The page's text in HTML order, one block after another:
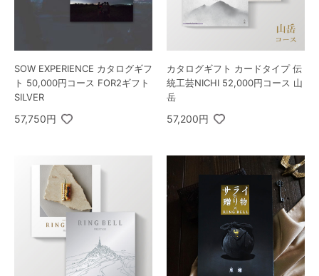
SOW EXPERIENCE カタログギフ
ト 50,000円コース FOR2ギフト
SILVER
57,750円
カタログギフト カードタイプ 伝
統工芸NICHI 52,000円コース 山
岳
57,200円